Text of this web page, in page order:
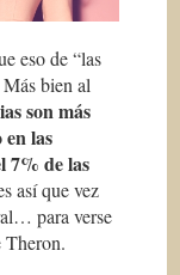
eso de “las
bien al
son más
las
7% de las
así que vez
para verse